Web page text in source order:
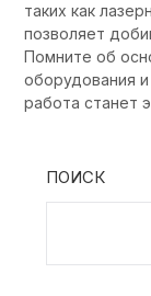
таких как
позволяет
Помните об
оборудования и
работа станет
ПОИСК